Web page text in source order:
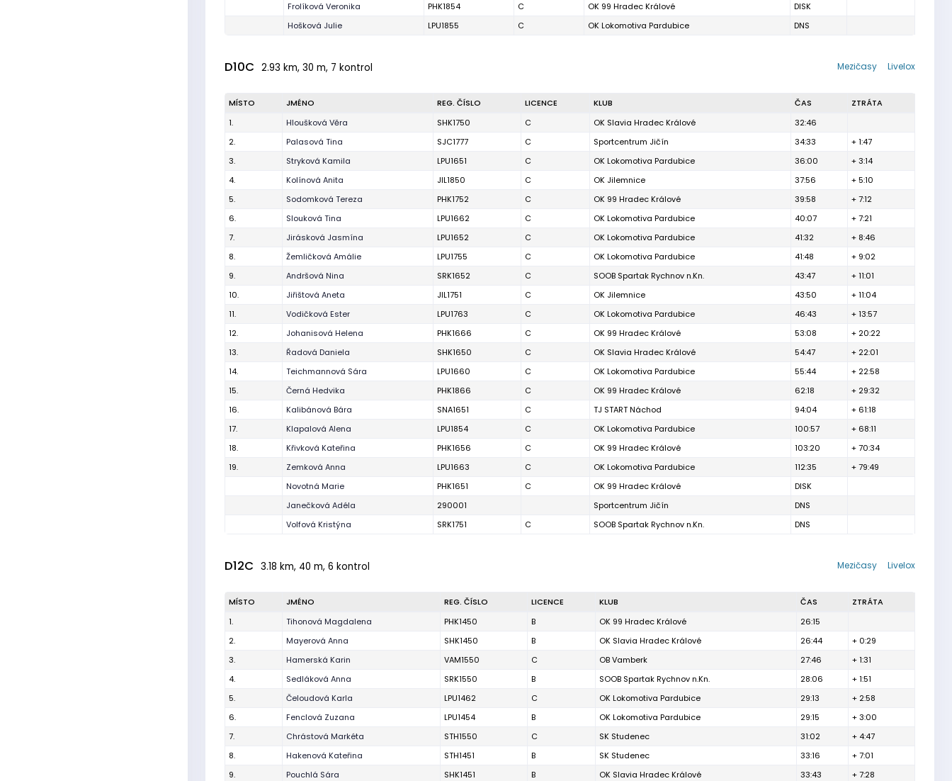
Frolíková Veronika
PHK1854 C OK 99 Hradec Králové
DISK
Hošková Julie
LPU1855 C OK Lokomotiva Pardubice DNS
D10C 2.93 km, 30 m, 7 kontrol Livelox
Mezičasy
MÍSTO JMÉNO REG. ČÍSLO LICENCE KLUB ČAS
ZTRÁTA
1.
Hloušková Věra SHK1750 C OK Slavia Hradec Králové
32:46
2.
Palasová Tina SJC1777 C Sportcentrum Jičín 34:33
+ 1:47
3.
Stryková Kamila LPU1651 C OK Lokomotiva Pardubice 36:00
+ 3:14
4.
Kolínová Anita JIL1850 C OK Jilemnice 37:56
+ 5:10
5.
Sodomková Tereza PHK1752 C OK 99 Hradec Králové 39:58
+ 7:12
6.
Slouková Tina LPU1662 C OK Lokomotiva Pardubice 40:07
+ 7:21
7.
Jirásková Jasmína LPU1652 C OK Lokomotiva Pardubice 41:32
+ 8:46
8.
Žemličková Amálie LPU1755 C OK Lokomotiva Pardubice 41:48
+ 9:02
9.
Andršová Nina SRK1652 C SOOB Spartak Rychnov n.Kn. 43:47
+ 11:01
10.
Jiřištová Aneta JIL1751 C OK Jilemnice 43:50
+ 11:04
11.
Vodičková Ester LPU1763 C OK Lokomotiva Pardubice 46:43
+ 13:57
12.
Johanisová Helena PHK1666 C OK 99 Hradec Králové 53:08
+ 20:22
13.
Řadová Daniela SHK1650 C OK Slavia Hradec Králové 54:47
+ 22:01
14.
Teichmannová Sára LPU1660 C OK Lokomotiva Pardubice 55:44
+ 22:58
15.
Černá Hedvika PHK1866 C OK 99 Hradec Králové 62:18
+ 29:32
16.
Kalibánová Bára SNA1651 C TJ START Náchod 94:04
+ 61:18
17.
Klapalová Alena LPU1854 C OK Lokomotiva Pardubice 100:57
+ 68:11
18.
Křivková Kateřina PHK1656 C OK 99 Hradec Králové 103:20
+ 70:34
19.
Zemková Anna LPU1663 C OK Lokomotiva Pardubice 112:35
+ 79:49
Novotná Marie
PHK1651 C OK 99 Hradec Králové
DISK
Janečková Adéla
290001 Sportcentrum Jičín
DNS
Volfová Kristýna
SRK1751 C SOOB Spartak Rychnov n.Kn. DNS
D12C 3.18 km, 40 m, 6 kontrol Livelox
Mezičasy
MÍSTO JMÉNO REG. ČÍSLO LICENCE KLUB ČAS
ZTRÁTA
1.
Tihonová Magdalena PHK1450 B OK 99 Hradec Králové
26:15
2.
Mayerová Anna SHK1450 B OK Slavia Hradec Králové 26:44
+ 0:29
3.
Hamerská Karin VAM1550 C OB Vamberk 27:46
+ 1:31
4.
Sedláková Anna SRK1550 B SOOB Spartak Rychnov n.Kn. 28:06
+ 1:51
5.
Čeloudová Karla LPU1462 C OK Lokomotiva Pardubice 29:13
+ 2:58
6.
Fenclová Zuzana LPU1454 B OK Lokomotiva Pardubice 29:15
+ 3:00
7.
Chrástová Markéta STH1550 C SK Studenec 31:02
+ 4:47
8.
Hakenová Kateřina STH1451 B SK Studenec 33:16
+ 7:01
9.
Pouchlá Sára SHK1451 B OK Slavia Hradec Králové 33:43
+ 7:28